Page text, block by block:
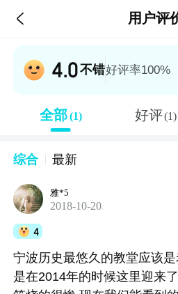
 用户评
4.0不错好评率100%
全部(1) 好评(1)
综合 最新
雅*5
2018-10-20
4
宁波历史最悠久的教堂应该
是在2014年的时候这里迎来